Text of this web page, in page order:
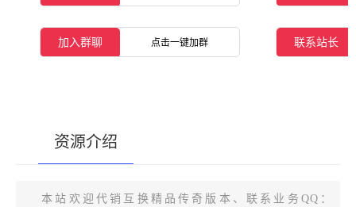
加入群聊 点击一键加群 联系站长
资源介绍
[复制版本链接]
本站欢迎代销互换精品传奇版本、联系业务QQ：